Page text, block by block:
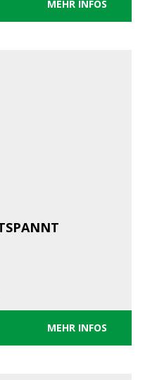
MEHR INFOS
MEHR INFOS